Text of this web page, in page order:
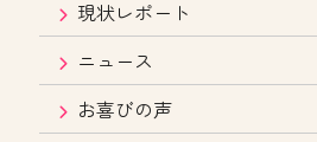
現状レポート
ニュース
お喜びの声